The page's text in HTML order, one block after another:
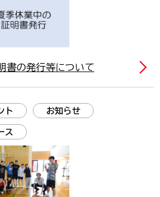
書の発行等について
ト お知らせ
ス